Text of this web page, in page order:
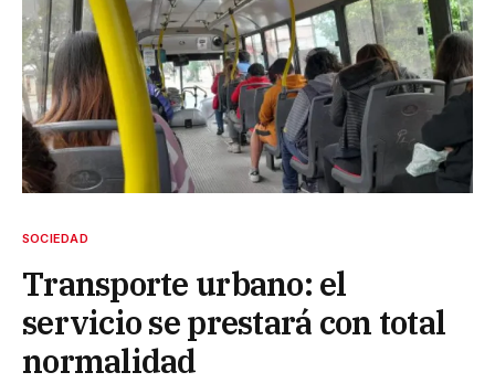
SOCIEDAD
Transporte urbano: el
servicio se prestará con total
normalidad